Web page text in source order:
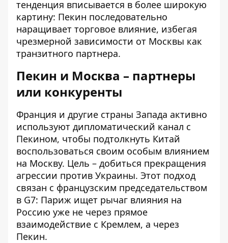
тенденция вписывается в более широкую
картину: Пекин последовательно
наращивает торговое влияние, избегая
чрезмерной зависимости от Москвы как
транзитного партнера.
Пекин и Москва – партнеры
или конкуренты
Франция и другие страны Запада активно
используют дипломатический канал с
Пекином, чтобы подтолкнуть Китай
воспользоваться своим особым влиянием
на Москву. Цель – добиться прекращения
агрессии против Украины. Этот подход
связан с французским председательством
в G7: Париж ищет рычаг влияния на
Россию уже не через прямое
взаимодействие с Кремлем, а через
Пекин.